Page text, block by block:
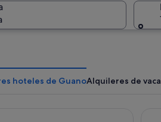
hoteles de GuanoAlquileres de